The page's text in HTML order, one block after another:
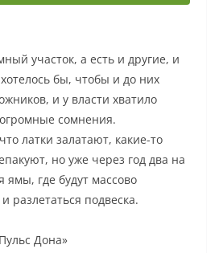
участок, а есть и другие, и
бы, чтобы и до них
и у власти хватило
сомнения.
латки залатают, какие-то
но уже через год два на
ямы, где будут массово
разлетаться подвеска.
Дона»